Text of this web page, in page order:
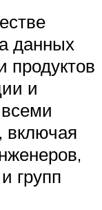
данных
продуктов
и
включая
групп